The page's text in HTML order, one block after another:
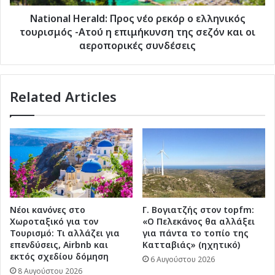
-Ατού
επιμήκυνση
και
αεροπορικές
National Herald: Προς νέο ρεκόρ ο ελληνικός
τουρισμός -Ατού η επιμήκυνση της σεζόν και οι
αεροπορικές συνδέσεις
Related Articles
Νέοι κανόνες στο
Χωροταξικό για τον
Τουρισμό: Τι αλλάζει για
επενδύσεις, Airbnb και
εκτός σχεδίου δόμηση
8 Αυγούστου 2026
Γ. Βογιατζής στον topfm:
«Ο Πελεκάνος θα αλλάξει
για πάντα το τοπίο της
Κατταβιάς» (ηχητικό)
6 Αυγούστου 2026